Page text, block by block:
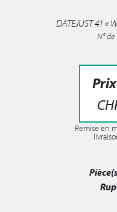
DATEJUST 41 «
N° de
Remise en